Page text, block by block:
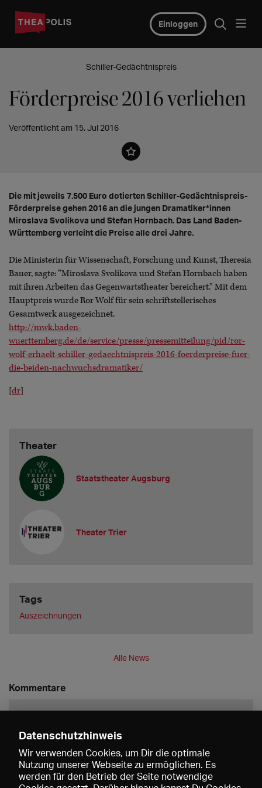
Einloggen
Schiller-Gedächtnispreis
Förderpreise 2016 verliehen
Veröffentlicht am 15. Jul 2016
Die mit jeweils 7.500 Euro dotierten Schiller-Gedächtnispreis-
Förderpreise gehen 2016 an die jungen Dramatiker*innen
Miroslava Svolikova und Stefan Hornbach. Das Land Baden-
Württemberg verleiht die Preise alle drei Jahre.
Die Ministerin für Wissenschaft, Forschung und Kunst, Theresia
Bauer, sagte: “Miroslava Svolikova und Stefan Hornbach haben
mit ihren Arbeiten das Gegenwartstheater bereichert.” Mit dem
Hauptpreis wurde Ror Wolf für sein schriftstellerisches
Gesamtwerk ausgezeichnet.
http://mwk.baden-
wuerttemberg.de/de/service/presse/pressemitteilung/pid/ror-
wolf-erhaelt-schiller-gedaechtnispreis-2016-foerderpreise-fuer-
die-beiden-nachwuchsdramatiker/
[dr]
Theater
Staatstheater Augsburg
Theater Trier
Tags
Auszeichnungen
Alle News
Kommentare
Speichern
Datenschutzhinweis
Wir verwenden Cookies, um Dir die optimale
Nutzung unserer Webseite zu ermöglichen. Es
werden für den Betrieb der Seite notwendige